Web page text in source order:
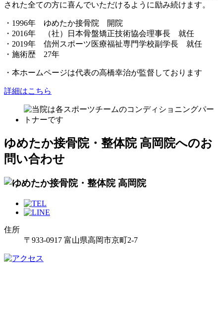
された全ての方に喜んでいただけるように励み続けます。
・1996年 ゆめたか接骨院 開院
・2016年 （社）日本骨盤矯正技術協会理事長 就任
・2019年 信州スポーツ医療福祉専門学校副学長 就任
・施術歴 27年
・本ホームページは代表の高橋幸治が監督しております
詳細はこちら
ゆめたか接骨院・整体院 高岡院へのお
問い合わせ
住所
〒933-0917 富山県高岡市京町2-7